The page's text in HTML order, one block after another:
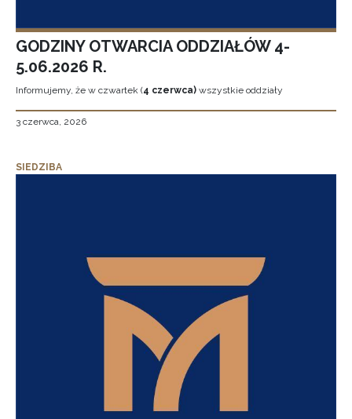
GODZINY OTWARCIA ODDZIAŁÓW 4-
5.06.2026 R.
Informujemy, że w czwartek (4 czerwca) wszystkie oddziały
3 czerwca, 2026
SIEDZIBA